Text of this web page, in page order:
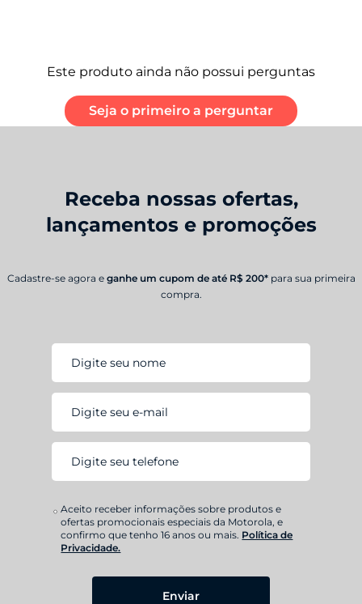
Este produto ainda não possui perguntas
Seja o primeiro a perguntar
Receba nossas ofertas,
lançamentos e promoções
Cadastre-se agora e ganhe um cupom de até R$ 200* para sua primeira
compra.
Enviar
Aceito receber informações sobre produtos e
ofertas promocionais especiais da Motorola, e
confirmo que tenho 16 anos ou mais. Política de
Privacidade.